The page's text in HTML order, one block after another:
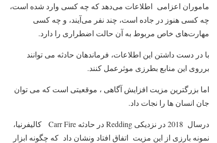
ماموران اعزامی اطلاعات می‌دهد که چه کسی وارد شده است،
چه کسی هنوز در جاده است، چند نفر می‌آیند، و چه کسی
مهارت‌های خاص مربوط به آن حالت اضطراری را دارد.
با در دست داشتن این اطلاعات، فرماندهان حادثه می توانند
برروی این منابع بطرزی موثرعمل کنند.
اما بزرگترین مزیت افزایش آگاهی ، موقعیتی است که می توان
جان انسان ها را نجات داد.
درسال 2018 در نزدیکی Redding در حادثه Carr Fire کالیفرنیا،
نمونه بارزی از این مزیت اتفاق افتاد ونشان داد که چگونه ابزار